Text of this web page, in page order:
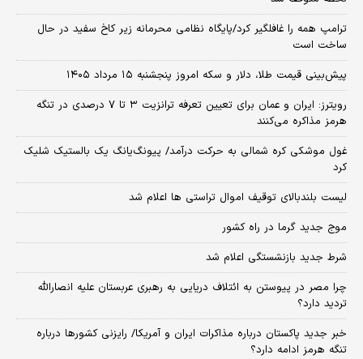
ترامپ همه را غافلگیر کرد/پایگاه نظامی محرمانه زیر کاخ سفید در حال
ساخت است
پیش‌بینی قیمت طلا، دلار و سکه امروز پنجشنبه ۱۵ مرداد ۱۴۰۵
رویترز: ایران و عمان برای تعیین تعرفه ترانزیت ۳ تا ۷ درصدی در تنگه
هرمز مذاکره می‌کنند
غول موشکی کره شمالی به حرکت درآمد/ پیونگ‌یانگ یک بالستیک شلیک
کرد
لیست بلندبالای توقیف اموال تراستی ها اعلام شد
موج جدید گرما در راه کشور
شرط جدید بازنشستگی اعلام شد
چرا مصر در پیوستن به ائتلاف دریایی به رهبری عربستان علیه انصارالله
تردید دارد؟
خبر جدید پاکستان درباره مذاکرات ایران و آمریکا/ رایزنی کشورها درباره
تنگه هرمز ادامه دارد؟